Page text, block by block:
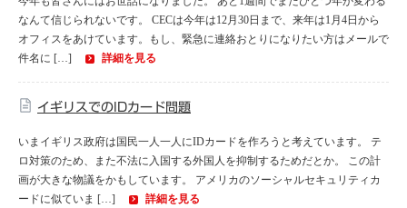
なんて信じられないです。 CECは今年は12月30日まで、来年は1月4日から
オフィスをあけています。もし、緊急に連絡おとりになりたい方はメールで
件名に […]
詳細を見る
イギリスでのIDカード問題
いまイギリス政府は国民一人一人にIDカードを作ろうと考えています。 テ
ロ対策のため、また不法に入国する外国人を抑制するためだとか。 この計
画が大きな物議をかもしています。 アメリカのソーシャルセキュリティカ
ードに似ていま […]
詳細を見る